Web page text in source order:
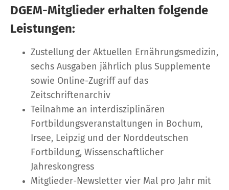
DGEM-Mitglieder erhalten folgende
Leistungen:
Zustellung der Aktuellen Ernährungsmedizin,
sechs Ausgaben jährlich plus Supplemente
sowie Online-Zugriff auf das
Zeitschriftenarchiv
Teilnahme an interdisziplinären
Fortbildungsveranstaltungen in Bochum,
Irsee, Leipzig und der Norddeutschen
Fortbildung, Wissenschaftlicher
Jahreskongress
Mitglieder-Newsletter vier Mal pro Jahr mit